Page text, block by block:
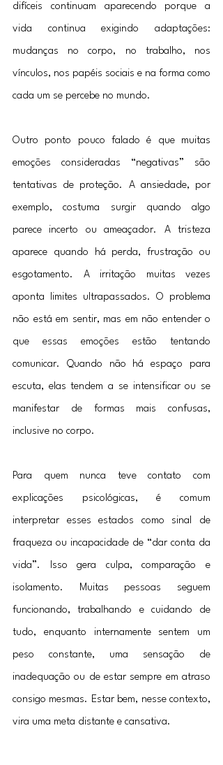
difíceis continuam aparecendo porque a
vida continua exigindo adaptações:
mudanças no corpo, no trabalho, nos
vínculos, nos papéis sociais e na forma como
cada um se percebe no mundo.
Outro ponto pouco falado é que muitas
emoções consideradas “negativas” são
tentativas de proteção. A ansiedade, por
exemplo, costuma surgir quando algo
parece incerto ou ameaçador. A tristeza
aparece quando há perda, frustração ou
esgotamento. A irritação muitas vezes
aponta limites ultrapassados. O problema
não está em sentir, mas em não entender o
que essas emoções estão tentando
comunicar. Quando não há espaço para
escuta, elas tendem a se intensificar ou se
manifestar de formas mais confusas,
inclusive no corpo.
Para quem nunca teve contato com
explicações psicológicas, é comum
interpretar esses estados como sinal de
fraqueza ou incapacidade de “dar conta da
vida”. Isso gera culpa, comparação e
isolamento. Muitas pessoas seguem
funcionando, trabalhando e cuidando de
tudo, enquanto internamente sentem um
peso constante, uma sensação de
inadequação ou de estar sempre em atraso
consigo mesmas. Estar bem, nesse contexto,
vira uma meta distante e cansativa.